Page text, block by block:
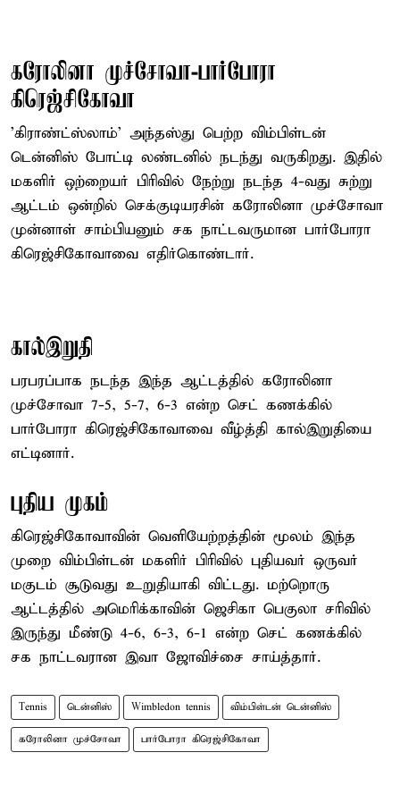
கரோலினா முச்சோவா-பார்போரா
கிரெஜ்சிகோவா
'கிராண்ட்ஸ்லாம்' அந்தஸ்து பெற்ற விம்பிள்டன்
டென்னிஸ் போட்டி லண்டனில் நடந்து வருகிறது. இதில்
மகளிர் ஒற்றையர் பிரிவில் நேற்று நடந்த 4-வது சுற்று
ஆட்டம் ஒன்றில் செக்குடியரசின் கரோலினா முச்சோவா
முன்னாள் சாம்பியனும் சக நாட்டவருமான பார்போரா
கிரெஜ்சிகோவாவை எதிர்கொண்டார்.
கால்இறுதி
பரபரப்பாக நடந்த இந்த ஆட்டத்தில் கரோலினா
முச்சோவா 7-5, 5-7, 6-3 என்ற செட் கணக்கில்
பார்போரா கிரெஜ்சிகோவாவை வீழ்த்தி கால்இறுதியை
எட்டினார்.
புதிய முகம்
கிரெஜ்சிகோவாவின் வெளியேற்றத்தின் மூலம் இந்த
முறை விம்பிள்டன் மகளிர் பிரிவில் புதியவர் ஒருவர்
மகுடம் சூடுவது உறுதியாகி விட்டது. மற்றொரு
ஆட்டத்தில் அமெரிக்காவின் ஜெசிகா பெகுலா சரிவில்
இருந்து மீண்டு 4-6, 6-3, 6-1 என்ற செட் கணக்கில்
சக நாட்டவரான இவா ஜோவிச்சை சாய்த்தார்.
Tennis டென்னிஸ் Wimbledon tennis விம்பிள்டன் டென்னிஸ்
கரோலினா முச்சோவா பார்போரா கிரெஜ்சிகோவா